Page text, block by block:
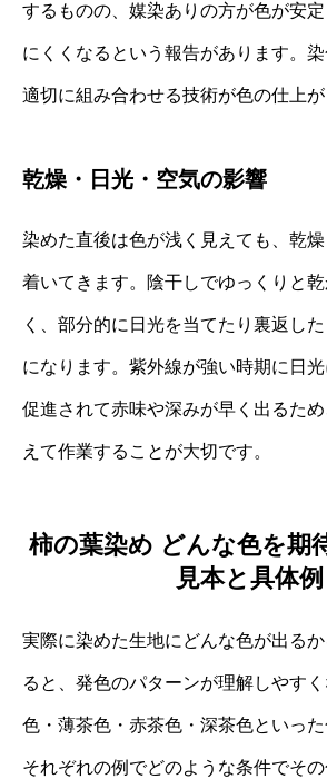
するものの、媒染ありの方が色が安
にくくなるという報告があります。
適切に組み合わせる技術が色の仕上が
乾燥・日光・空気の影響
染めた直後は色が浅く見えても、乾
着いてきます。陰干しでゆっくりと
く、部分的に日光を当てたり裏返し
になります。紫外線が強い時期に日
促進されて赤味や深みが早く出るた
えて作業することが大切です。
柿の葉染め どんな色を期
見本と具体例
実際に染めた生地にどんな色が出る
ると、発色のパターンが理解しやす
色・薄茶色・赤茶色・深茶色といった
それぞれの例でどのような条件でそ